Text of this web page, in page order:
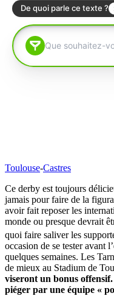
Toulouse-Castres
Ce derby est toujours
jamais pour faire de la
avoir fait reposer les
monde ou presque devrait
quoi faire saliver les
occasion de se tester avant
quelques semaines. Les
de mieux au Stadium de
viseront un bonus
piéger par une équipe «